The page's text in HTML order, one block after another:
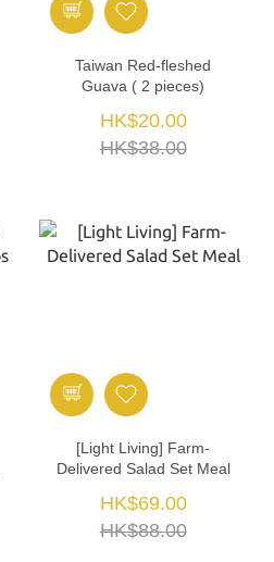
Taiwan Red-fleshed
Guava ( 2 pieces)
HK$20.00
HK$38.00
[Light Living] Farm-
Delivered Salad Set Meal
HK$69.00
HK$88.00